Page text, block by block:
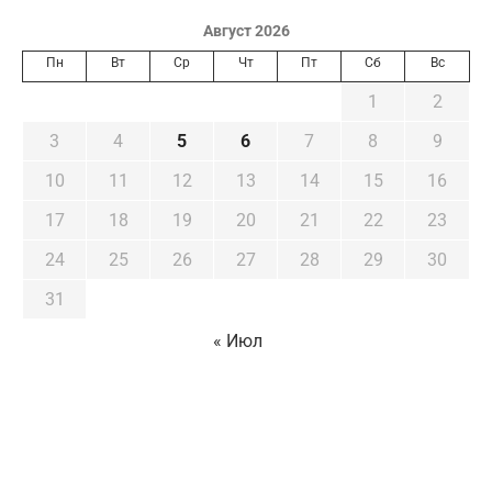
Август 2026
Пн Вт Ср Чт Пт Сб Вс
1
2
3
4 5 6 7 8
9
10
11 12 13 14 15
16
17
18 19 20 21 22
23
24
25 26 27 28 29
30
31
« Июл